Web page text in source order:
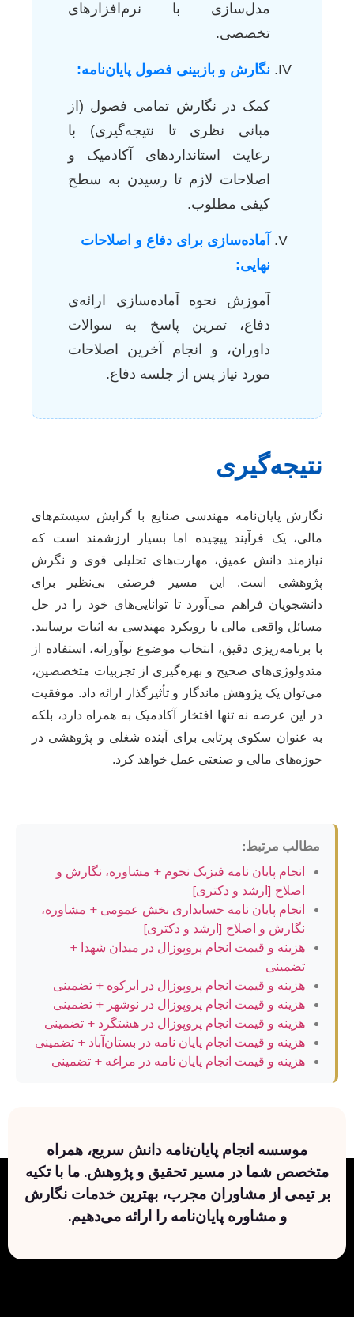
مدل‌سازی با نرم‌افزارهای
تخصصی.
نگارش و بازبینی فصول پایان‌نامه:
کمک در نگارش تمامی فصول (از
مبانی نظری تا نتیجه‌گیری) با
رعایت استانداردهای آکادمیک و
اصلاحات لازم تا رسیدن به سطح
کیفی مطلوب.
آماده‌سازی برای دفاع و اصلاحات
نهایی:
آموزش نحوه آماده‌سازی ارائه‌ی
دفاع، تمرین پاسخ به سوالات
داوران، و انجام آخرین اصلاحات
مورد نیاز پس از جلسه دفاع.
نتیجه‌گیری
نگارش پایان‌نامه مهندسی صنایع با گرایش سیستم‌های
مالی، یک فرآیند پیچیده اما بسیار ارزشمند است که
نیازمند دانش عمیق، مهارت‌های تحلیلی قوی و نگرش
پژوهشی است. این مسیر فرصتی بی‌نظیر برای
دانشجویان فراهم می‌آورد تا توانایی‌های خود را در حل
مسائل واقعی مالی با رویکرد مهندسی به اثبات برسانند.
با برنامه‌ریزی دقیق، انتخاب موضوع نوآورانه، استفاده از
متدولوژی‌های صحیح و بهره‌گیری از تجربیات متخصصین،
می‌توان یک پژوهش ماندگار و تأثیرگذار ارائه داد. موفقیت
در این عرصه نه تنها افتخار آکادمیک به همراه دارد، بلکه
به عنوان سکوی پرتابی برای آینده شغلی و پژوهشی در
حوزه‌های مالی و صنعتی عمل خواهد کرد.
مطالب مرتبط:
انجام پایان نامه فیزیک نجوم + مشاوره، نگارش و
اصلاح [ارشد و دکتری]
انجام پایان نامه حسابداری بخش عمومی + مشاوره،
نگارش و اصلاح [ارشد و دکتری]
هزینه و قیمت انجام پروپوزال در میدان شهدا +
تضمینی
هزینه و قیمت انجام پروپوزال در ابرکوه + تضمینی
هزینه و قیمت انجام پروپوزال در نوشهر + تضمینی
هزینه و قیمت انجام پروپوزال در هشتگرد + تضمینی
هزینه و قیمت انجام پایان نامه در بستان‌آباد + تضمینی
هزینه و قیمت انجام پایان نامه در مراغه + تضمینی
موسسه انجام پایان‌نامه دانش سریع، همراه
متخصص شما در مسیر تحقیق و پژوهش. ما با تکیه
بر تیمی از مشاوران مجرب، بهترین خدمات نگارش
و مشاوره پایان‌نامه را ارائه می‌دهیم.